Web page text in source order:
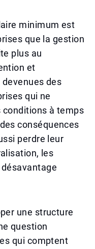
minimum est
que la gestion
plus au
et
des
qui ne
conditions à temps
conséquences
perdre leur
les
une structure
question
qui comptent